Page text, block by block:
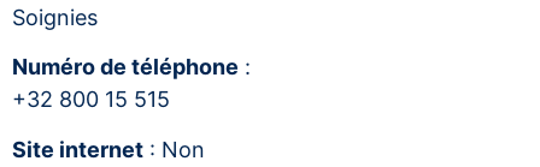
Soignies
Numéro de téléphone :
+32 800 15 515
Site internet : Non